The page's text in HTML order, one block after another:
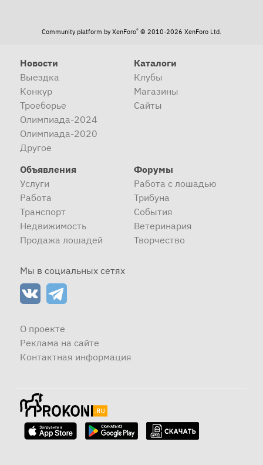
Community platform by XenForo® © 2010-2026 XenForo Ltd.
Новости
Выездка
Конкур
Троеборье
Олимпиада-2024
Олимпиада-2020
Другое
Каталоги
Клубы
Магазины
Сайты
Объявления
Услуги
Работа
Транспорт
Недвижимость
Продажа лошадей
Форумы
Работа с лошадью
Трибуна
События
Ветеринария
Творчество
Мы в социальных сетях
О проекте
Реклама на сайте
Контактная информация